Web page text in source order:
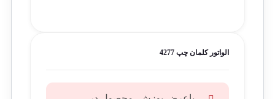
الواتور کلمان چپ 4277